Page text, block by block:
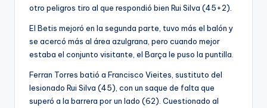
otro peligros tiro al que respondió bien Rui Silva (45+2).
El Betis mejoró en la segunda parte, tuvo más el balón y
se acercó más al área azulgrana, pero cuando mejor
estaba el conjunto visitante, el Barça le puso la puntilla.
Ferran Torres batió a Francisco Vieites, sustituto del
lesionado Rui Silva (45), con un saque de falta que
superó a la barrera por un lado (62). Cuestionado al